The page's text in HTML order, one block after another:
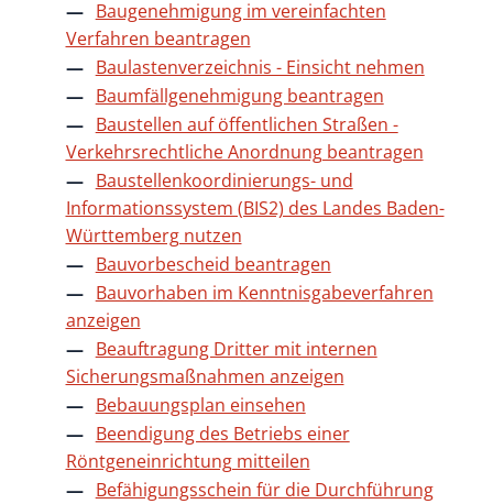
Baugenehmigung im vereinfachten
Verfahren beantragen
Baulastenverzeichnis - Einsicht nehmen
Baumfällgenehmigung beantragen
Baustellen auf öffentlichen Straßen -
Verkehrsrechtliche Anordnung beantragen
Baustellenkoordinierungs- und
Informationssystem (BIS2) des Landes Baden-
Württemberg nutzen
Bauvorbescheid beantragen
Bauvorhaben im Kenntnisgabeverfahren
anzeigen
Beauftragung Dritter mit internen
Sicherungsmaßnahmen anzeigen
Bebauungsplan einsehen
Beendigung des Betriebs einer
Röntgeneinrichtung mitteilen
Befähigungsschein für die Durchführung